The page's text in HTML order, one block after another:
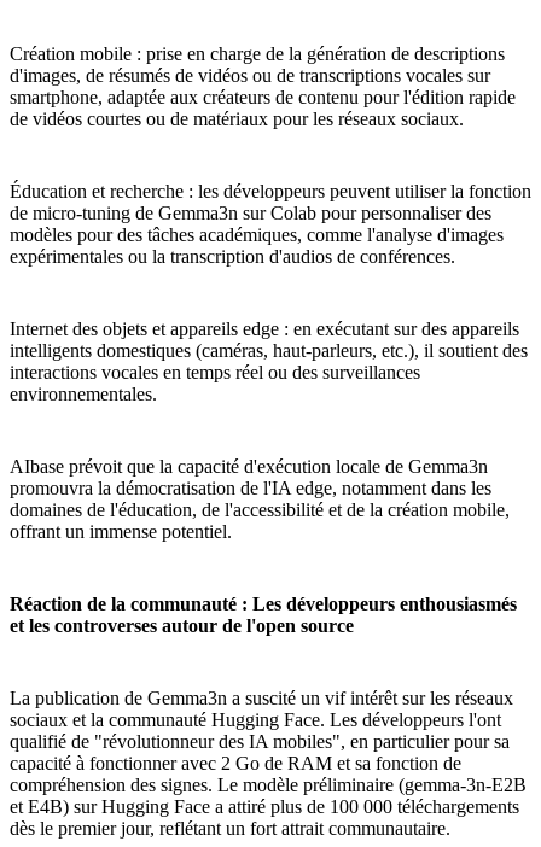
Création mobile : prise en charge de la génération de descriptions
d'images, de résumés de vidéos ou de transcriptions vocales sur
smartphone, adaptée aux créateurs de contenu pour l'édition rapide
de vidéos courtes ou de matériaux pour les réseaux sociaux.
Éducation et recherche : les développeurs peuvent utiliser la fonction
de micro-tuning de Gemma3n sur Colab pour personnaliser des
modèles pour des tâches académiques, comme l'analyse d'images
expérimentales ou la transcription d'audios de conférences.
Internet des objets et appareils edge : en exécutant sur des appareils
intelligents domestiques (caméras, haut-parleurs, etc.), il soutient des
interactions vocales en temps réel ou des surveillances
environnementales.
AIbase prévoit que la capacité d'exécution locale de Gemma3n
promouvra la démocratisation de l'IA edge, notamment dans les
domaines de l'éducation, de l'accessibilité et de la création mobile,
offrant un immense potentiel.
Réaction de la communauté : Les développeurs enthousiasmés
et les controverses autour de l'open source
La publication de Gemma3n a suscité un vif intérêt sur les réseaux
sociaux et la communauté Hugging Face. Les développeurs l'ont
qualifié de "révolutionneur des IA mobiles", en particulier pour sa
capacité à fonctionner avec 2 Go de RAM et sa fonction de
compréhension des signes. Le modèle préliminaire (gemma-3n-E2B
et E4B) sur Hugging Face a attiré plus de 100 000 téléchargements
dès le premier jour, reflétant un fort attrait communautaire.